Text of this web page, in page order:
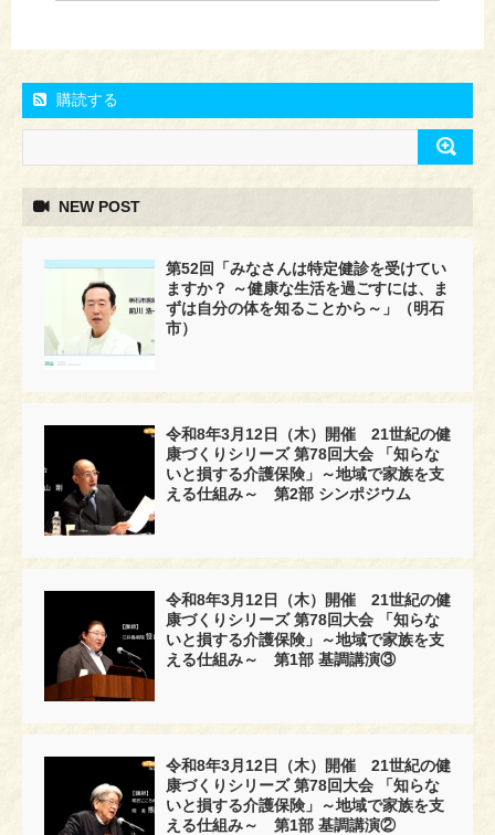
購読する
NEW POST
第52回「みなさんは特定健診を受けてい
ますか？ ～健康な生活を過ごすには、ま
ずは自分の体を知ることから～」（明石
市）
令和8年3月12日（木）開催 21世紀の健
康づくりシリーズ 第78回大会 「知らな
いと損する介護保険」～地域で家族を支
える仕組み～ 第2部 シンポジウム
令和8年3月12日（木）開催 21世紀の健
康づくりシリーズ 第78回大会 「知らな
いと損する介護保険」～地域で家族を支
える仕組み～ 第1部 基調講演③
令和8年3月12日（木）開催 21世紀の健
康づくりシリーズ 第78回大会 「知らな
いと損する介護保険」～地域で家族を支
える仕組み～ 第1部 基調講演②